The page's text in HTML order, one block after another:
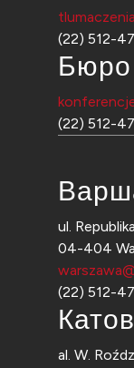
(22) 512-
Бюро
(22) 512-
ul.
04-404
(22) 512-
al. W.